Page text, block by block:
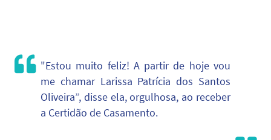
"Estou muito feliz! A partir de hoje vou
me chamar Larissa Patrícia dos Santos
Oliveira”, disse ela, orgulhosa, ao receber
a Certidão de Casamento.